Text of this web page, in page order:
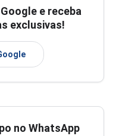
e receba
exclusivas!
no WhatsApp